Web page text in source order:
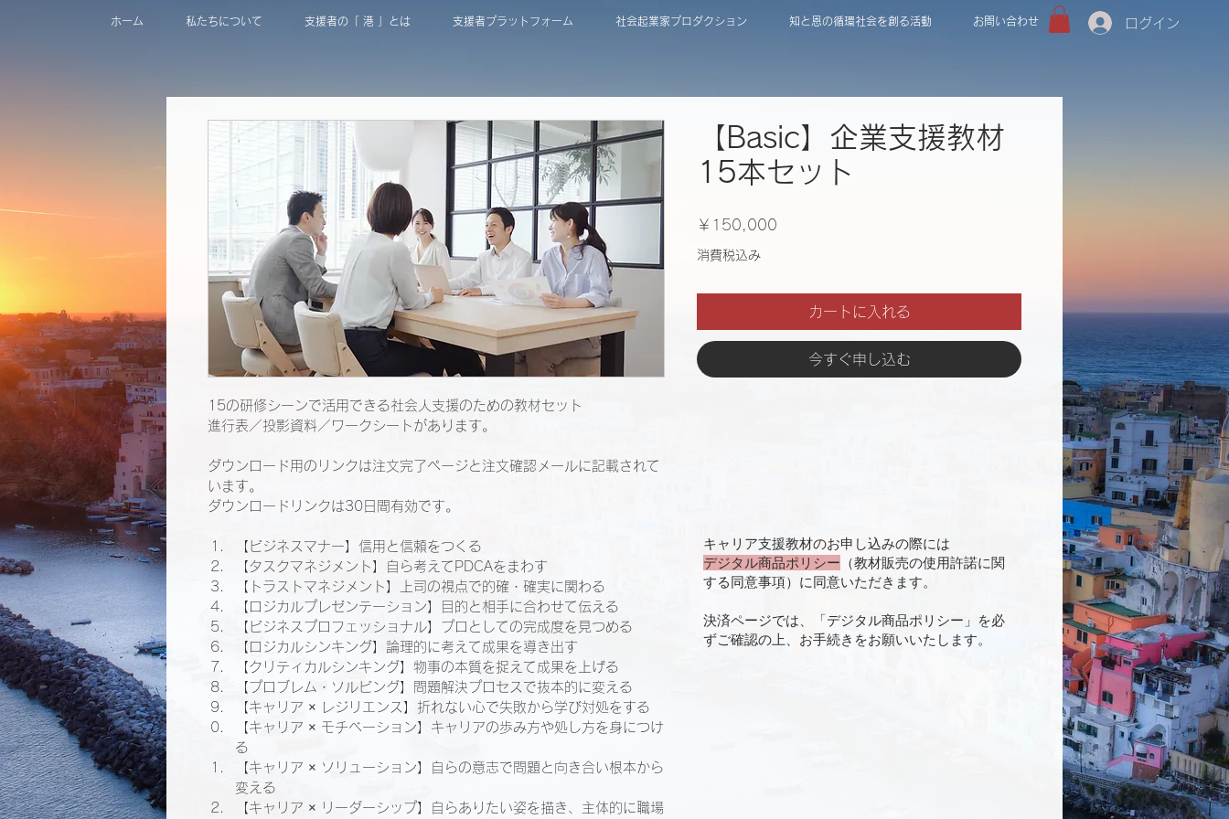
ホーム 私たちについて 支援者の「 港 」とは 支援者プラットフォーム 社会起業家プロダクション 知と恩の循環社会を創る活動 お問い合わせ ログイン
15の研修シーンで活用できる社会人支援のための教材セット
進行表／投影資料／ワークシート​があります。
ダウンロード用のリンクは注文完了ページと注文確認メールに記載されて
います。
ダウンロードリンクは30日間有効です。
【ビジネスマナー】信用と信頼をつくる
【タスクマネジメント】自ら考えてPDCAをまわす
【トラストマネジメント】上司の視点で的確・確実に関わる
【ロジカルプレゼンテーション】目的と相手に合わせて伝える
【ビジネスプロフェッショナル】プロとしての完成度を見つめる
【ロジカルシンキング】論理的に考えて成果を導き出す
【クリティカルシンキング】物事の本質を捉えて成果を上げる
【プロブレム・ソルビング】問題解決プロセスで抜本的に変える
【キャリア × レジリエンス】折れない心で失敗から学び対処をする
【キャリア × モチベーション】キャリアの歩み方や処し方を身につけ
る
【キャリア × ソリューション】自らの意志で問題と向き合い根本から
変える
【キャリア × リーダーシップ】自らありたい姿を描き、主体的に職場
【Basic】企業支援教材
15本セット
￥150,000
消費税込み
カートに入れる
今すぐ申し込む
キャリア支援教材のお申し込みの際には
デジタル商品ポリシー （教材販売の使用許諾に関
する同意事項）に同意いただきます。
決済ページでは、「デジタル商品ポリシー」を必
ずご確認の上、お手続きをお願いいたします。